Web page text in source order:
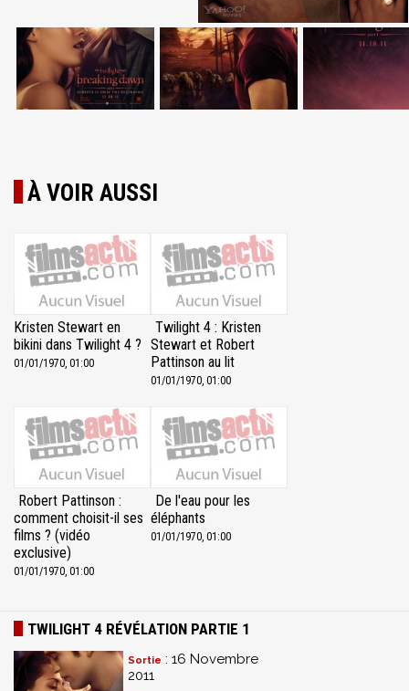
À VOIR AUSSI
Kristen Stewart en
bikini dans Twilight 4 ?
01/01/1970, 01:00
Twilight 4 : Kristen
Stewart et Robert
Pattinson au lit
01/01/1970, 01:00
Robert Pattinson :
comment choisit-il ses
films ? (vidéo
exclusive)
01/01/1970, 01:00
De l'eau pour les
éléphants
01/01/1970, 01:00
TWILIGHT 4 RÉVÉLATION PARTIE 1
Sortie : 16 Novembre
2011